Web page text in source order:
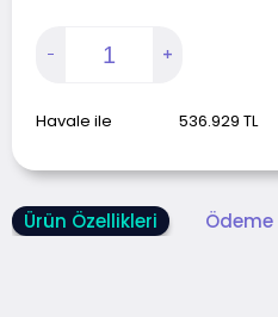
Havale ile 536.929 TL
Ürün Özellikleri Ödeme